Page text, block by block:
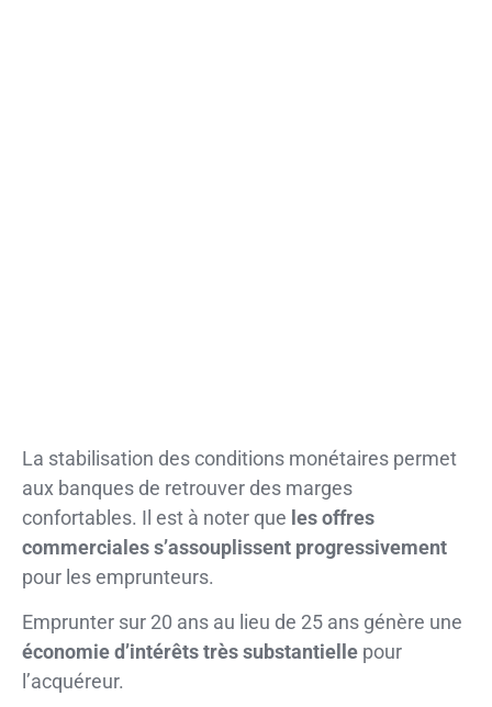
La stabilisation des conditions monétaires permet
aux banques de retrouver des marges
confortables. Il est à noter que les offres
commerciales s’assouplissent progressivement
pour les emprunteurs.
Emprunter sur 20 ans au lieu de 25 ans génère une
économie d’intérêts très substantielle pour
l’acquéreur.